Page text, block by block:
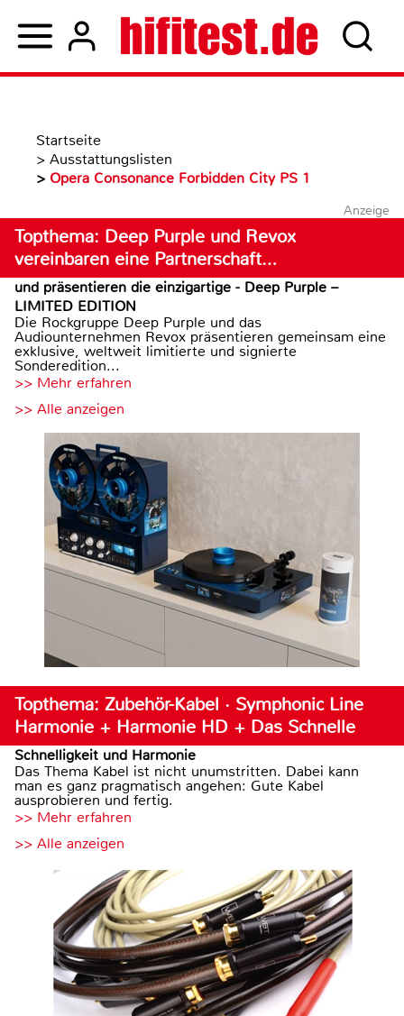
Startseite
> Ausstattungslisten
> Opera Consonance Forbidden City PS 1
Anzeige
Topthema: Deep Purple und Revox
vereinbaren eine Partnerschaft…
und präsentieren die einzigartige - Deep Purple –
LIMITED EDITION
Die Rockgruppe Deep Purple und das
Audiounternehmen Revox präsentieren gemeinsam eine
exklusive, weltweit limitierte und signierte
Sonderedition...
>> Mehr erfahren
>> Alle anzeigen
Topthema: Zubehör-Kabel · Symphonic Line
Harmonie + Harmonie HD + Das Schnelle
Schnelligkeit und Harmonie
Das Thema Kabel ist nicht unumstritten. Dabei kann
man es ganz pragmatisch angehen: Gute Kabel
ausprobieren und fertig.
>> Mehr erfahren
>> Alle anzeigen